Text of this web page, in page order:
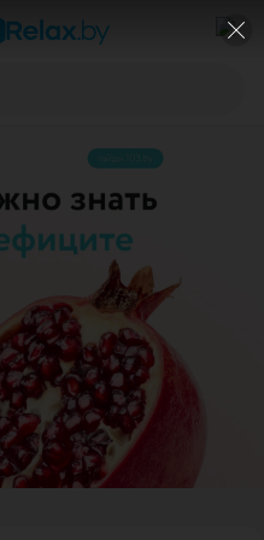
НА САЙТЕ